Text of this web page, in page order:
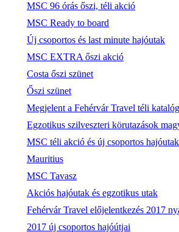
MSC 96 órás őszi, téli akció
MSC Ready to board
Új csoportos és last minute hajóutak
MSC EXTRA őszi akció
Costa őszi szünet
Őszi szünet
Megjelent a Fehérvár Travel téli
Egzotikus szilveszteri körutazások
MSC téli akció és új csoportos
Mauritius
MSC Tavasz
Akciós hajóutak és egzotikus utak
Fehérvár Travel előjelentkezés 2017
2017 új csoportos hajóútjai